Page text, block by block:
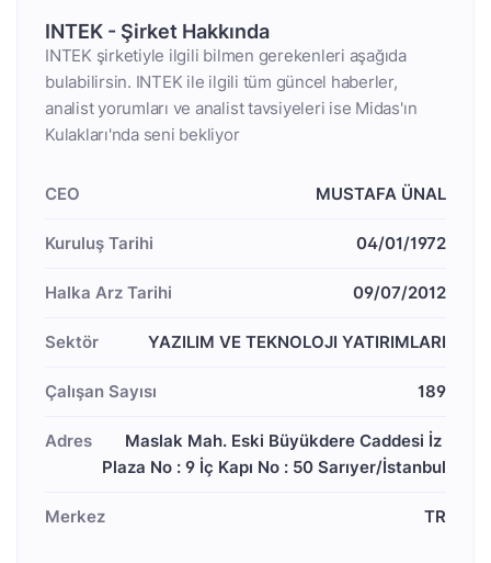
INTEK - Şirket Hakkında
INTEK şirketiyle ilgili bilmen gerekenleri aşağıda
bulabilirsin. INTEK ile ilgili tüm güncel haberler,
analist yorumları ve analist tavsiyeleri ise Midas'ın
Kulakları'nda seni bekliyor
CEO MUSTAFA ÜNAL
Kuruluş Tarihi 04/01/1972
Halka Arz Tarihi 09/07/2012
Sektör YAZILIM VE TEKNOLOJI YATIRIMLARI
Çalışan Sayısı 189
Adres
Maslak Mah. Eski Büyükdere Caddesi İz
Plaza No : 9 İç Kapı No : 50 Sarıyer/İstanbul
Merkez TR